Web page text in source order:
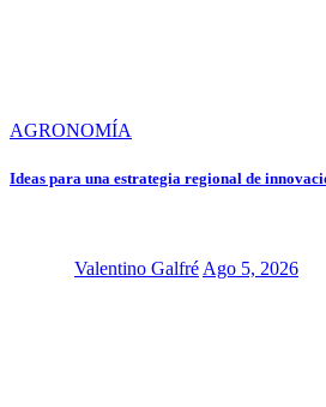
AGRONOMÍA
Ideas para una estrategia regional de
Valentino Galfré Ago 5, 2026